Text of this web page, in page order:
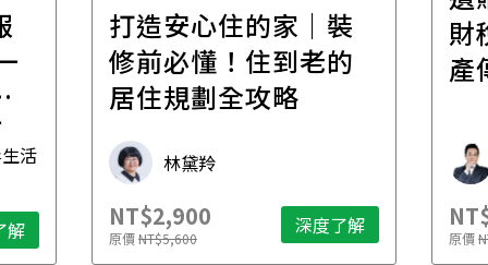
活
解
打造安心住的家｜裝
修前必懂！住到老的
居住規劃全攻略
林黛羚
NT$2,900
原價NT$5,600 深度了解
財
產
原價